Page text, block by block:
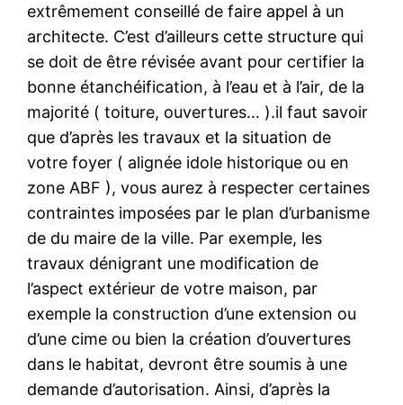
extrêmement conseillé de faire appel à un
architecte. C’est d’ailleurs cette structure qui
se doit de être révisée avant pour certifier la
bonne étanchéification, à l’eau et à l’air, de la
majorité ( toiture, ouvertures… ).il faut savoir
que d’après les travaux et la situation de
votre foyer ( alignée idole historique ou en
zone ABF ), vous aurez à respecter certaines
contraintes imposées par le plan d’urbanisme
de du maire de la ville. Par exemple, les
travaux dénigrant une modification de
l’aspect extérieur de votre maison, par
exemple la construction d’une extension ou
d’une cime ou bien la création d’ouvertures
dans le habitat, devront être soumis à une
demande d’autorisation. Ainsi, d’après la